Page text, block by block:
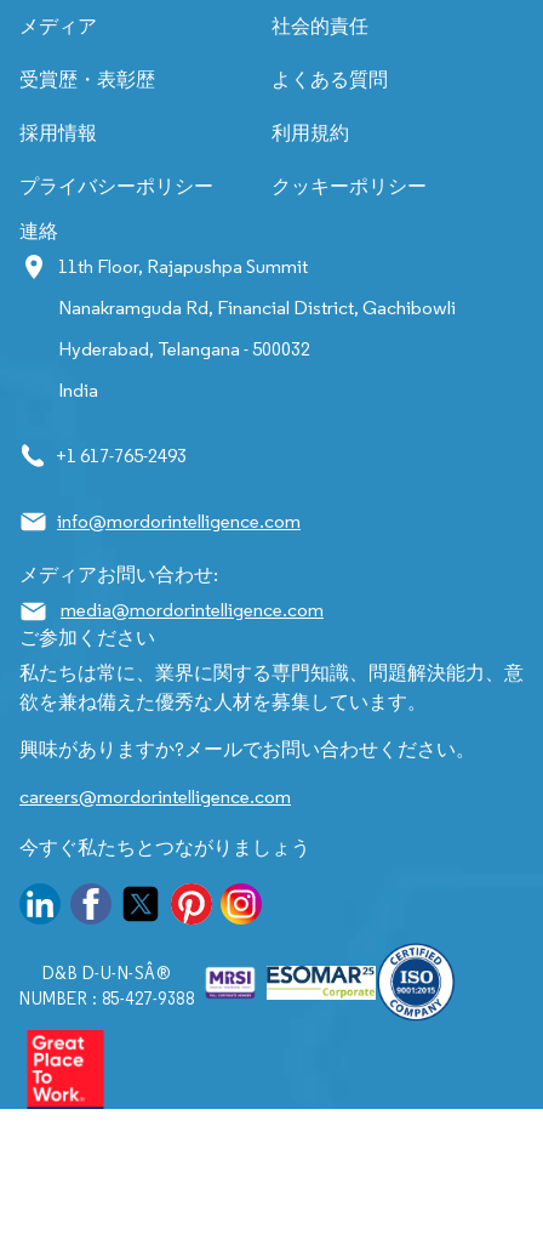
メディア 社会的責任
受賞歴・表彰歴 よくある質問
採用情報 利用規約
プライバシーポリシー クッキーポリシー
連絡
11th Floor, Rajapushpa Summit
Nanakramguda Rd, Financial District, Gachibowli
Hyderabad, Telangana - 500032
India
+1 617-765-2493
info@mordorintelligence.com
メディアお問い合わせ:
media@mordorintelligence.com
ご参加ください
私たちは常に、業界に関する専門知識、問題解決能力、意
欲を兼ね備えた優秀な人材を募集しています。
興味がありますか?メールでお問い合わせください。
careers@mordorintelligence.com
今すぐ私たちとつながりましょう
D&B D-U-N-SÂ®
NUMBER : 85-427-9388